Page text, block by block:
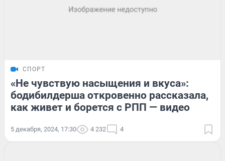
СПОРТ
«Не чувствую насыщения и вкуса»:
бодибилдерша откровенно рассказала,
как живет и борется с РПП — видео
5 декабря, 2024, 17:30 4 232 4